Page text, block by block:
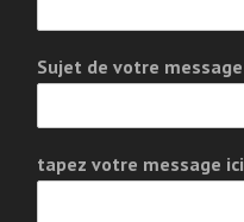
Sujet de votre message
tapez votre message ici